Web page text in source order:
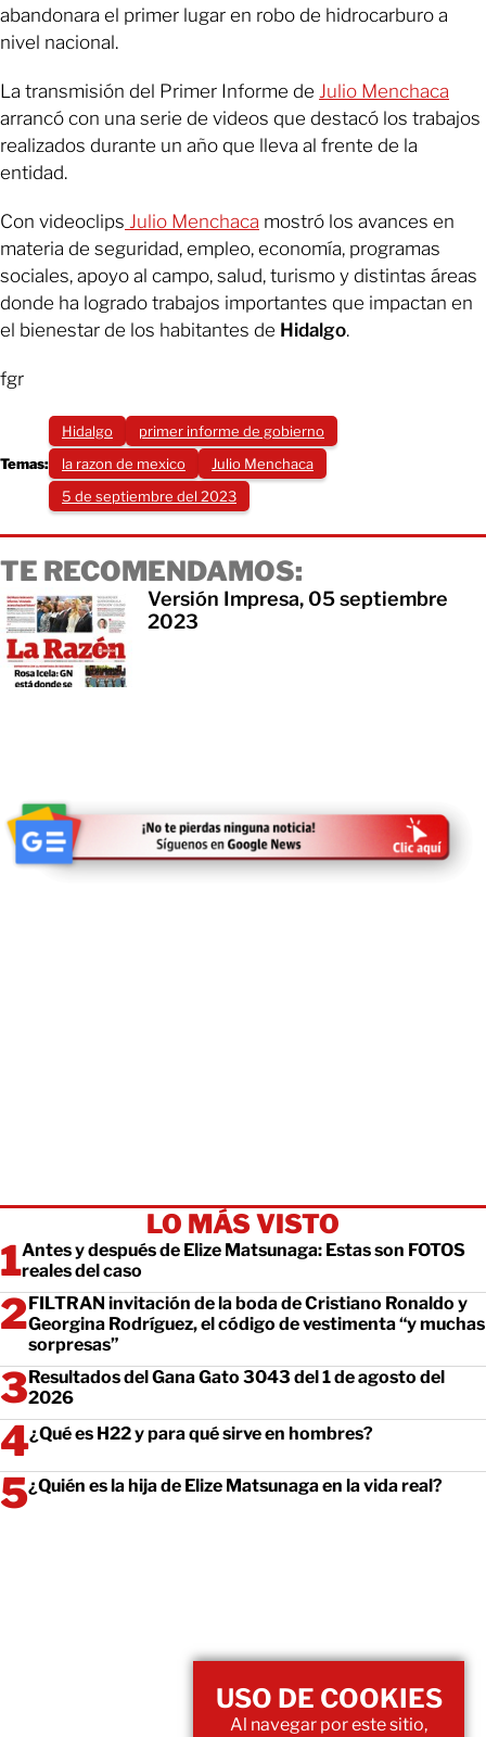
abandonara el primer lugar en robo de hidrocarburo a
nivel nacional.
La transmisión del Primer Informe de Julio Menchaca
arrancó con una serie de videos que destacó los trabajos
realizados durante un año que lleva al frente de la
entidad.
Con videoclips Julio Menchaca mostró los avances en
materia de seguridad, empleo, economía, programas
sociales, apoyo al campo, salud, turismo y distintas áreas
donde ha logrado trabajos importantes que impactan en
el bienestar de los habitantes de Hidalgo.
fgr
Temas:
Hidalgo
primer informe de gobierno
la razon de mexico
Julio Menchaca
5 de septiembre del 2023
TE RECOMENDAMOS:
Versión Impresa, 05 septiembre
2023
LO MÁS VISTO
Antes y después de Elize Matsunaga: Estas son FOTOS
reales del caso
FILTRAN invitación de la boda de Cristiano Ronaldo y
Georgina Rodríguez, el código de vestimenta “y muchas
sorpresas”
Resultados del Gana Gato 3043 del 1 de agosto del
2026
¿Qué es H22 y para qué sirve en hombres?
¿Quién es la hija de Elize Matsunaga en la vida real?
USO DE COOKIES
Al navegar por este sitio,